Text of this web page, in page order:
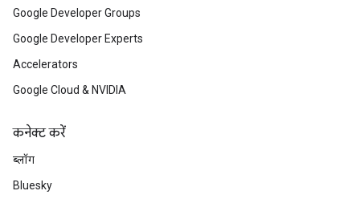
Google Developer Groups
Google Developer Experts
Accelerators
Google Cloud & NVIDIA
कनेक्ट करें
ब्लॉग
Bluesky